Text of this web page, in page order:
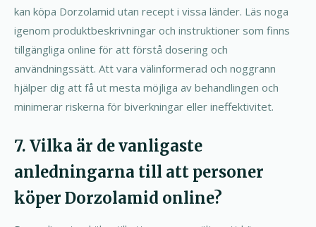
kan köpa Dorzolamid utan recept i vissa länder. Läs noga
igenom produktbeskrivningar och instruktioner som finns
tillgängliga online för att förstå dosering och
användningssätt. Att vara välinformerad och noggrann
hjälper dig att få ut mesta möjliga av behandlingen och
minimerar riskerna för biverkningar eller ineffektivitet.
7. Vilka är de vanligaste
anledningarna till att personer
köper Dorzolamid online?